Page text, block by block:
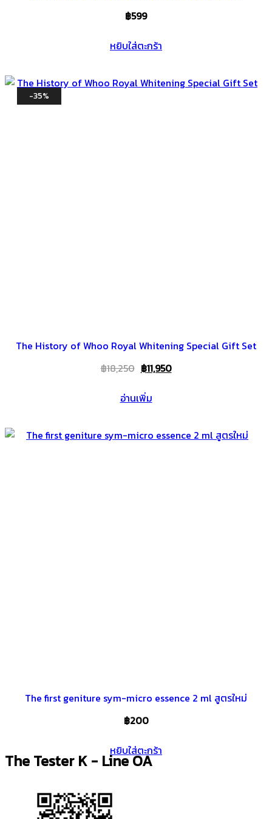
฿599
หยิบใส่ตะกร้า
-35%
The History of Whoo Royal Whitening Special Gift Set
฿18,250 Original
was:
฿11,950Current
อ่านเพิ่ม
The first geniture sym-micro essence 2 ml สูตรใหม่
฿200
หยิบใส่ตะกร้า
The Tester K - Line OA